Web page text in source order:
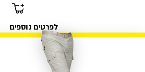
היה:
52 ₪.
42 ₪.לפרטים נוספים